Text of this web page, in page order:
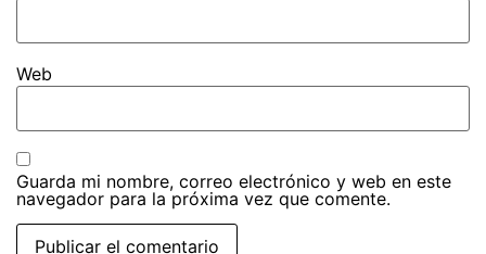
Web
Guarda mi nombre, correo electrónico y web en este
navegador para la próxima vez que comente.